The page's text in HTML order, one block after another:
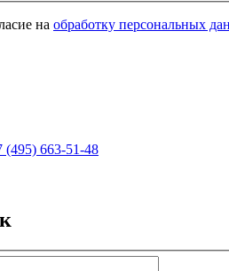
на обработку персональных
(495) 663-51-48